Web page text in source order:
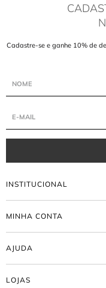
Cadastre-se e ganhe 10% de
INSTITUCIONAL
LOJAS
ATACADO
BLOG AGILITÁ
MINHA CONTA
MINHA CONTA
TROCA E DEVOLUÇÃO
WISHLIST
AJUDA
FORMA DE PAGAMENTO
LOJAS